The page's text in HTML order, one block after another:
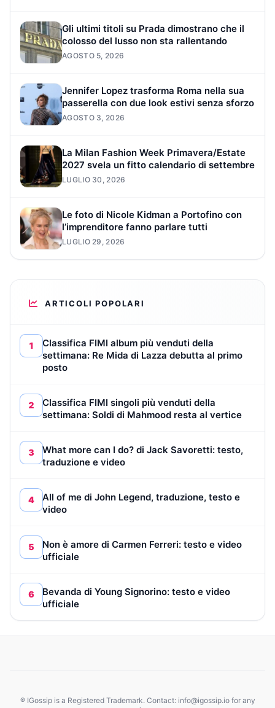
Gli ultimi titoli su Prada dimostrano che il
colosso del lusso non sta rallentando
AGOSTO 5, 2026
Jennifer Lopez trasforma Roma nella sua
passerella con due look estivi senza sforzo
AGOSTO 3, 2026
La Milan Fashion Week Primavera/Estate
2027 svela un fitto calendario di settembre
LUGLIO 30, 2026
Le foto di Nicole Kidman a Portofino con
l’imprenditore fanno parlare tutti
LUGLIO 29, 2026
ARTICOLI POPOLARI
1
Classifica FIMI album più venduti della
settimana: Re Mida di Lazza debutta al primo
posto
2
Classifica FIMI singoli più venduti della
settimana: Soldi di Mahmood resta al vertice
3
What more can I do? di Jack Savoretti: testo,
traduzione e video
4
All of me di John Legend, traduzione, testo e
video
5
Non è amore di Carmen Ferreri: testo e video
ufficiale
6
Bevanda di Young Signorino: testo e video
ufficiale
® IGossip is a Registered Trademark. Contact: info@igossip.io for any